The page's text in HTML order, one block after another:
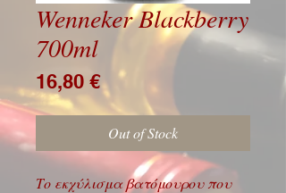
Wenneker Blackberry
700ml
16,80 €Price
Out of Stock
Το εκχύλισμα βατόμουρου που